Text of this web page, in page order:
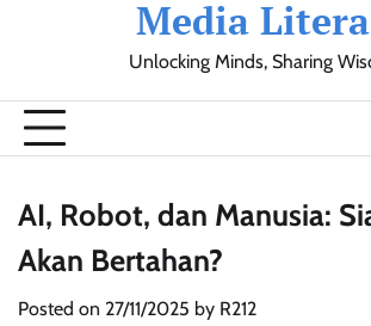
Media
Unlocking Minds, Sharing
Pendidikan
SosialOlahraga
Resensi
Ulasan
Opini
AI, Robot, dan Manusia:
Akan Bertahan?
Posted on 27/11/2025 by R212